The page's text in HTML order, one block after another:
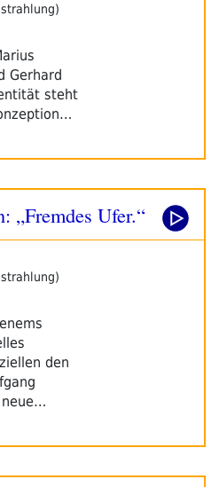
Gerhard
steht
„Fremdes Ufer.“
den
neue…